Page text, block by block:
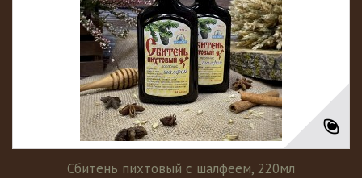
Сбитень пихтовый с шалфеем, 220мл